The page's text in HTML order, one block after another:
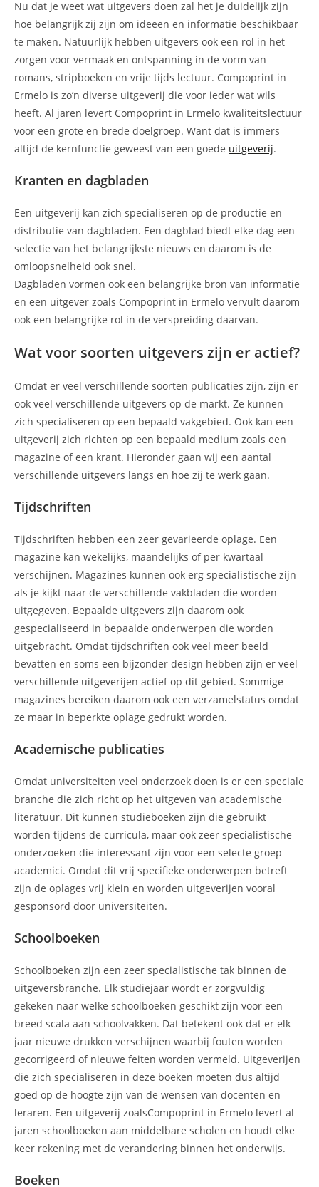
Nu dat je weet wat uitgevers doen zal het je duidelijk zijn
hoe belangrijk zij zijn om ideeën en informatie beschikbaar
te maken. Natuurlijk hebben uitgevers ook een rol in het
zorgen voor vermaak en ontspanning in de vorm van
romans, stripboeken en vrije tijds lectuur. Compoprint in
Ermelo is zo’n diverse uitgeverij die voor ieder wat wils
heeft. Al jaren levert Compoprint in Ermelo kwaliteitslectuur
voor een grote en brede doelgroep. Want dat is immers
altijd de kernfunctie geweest van een goede uitgeverij.
Kranten en dagbladen
Een uitgeverij kan zich specialiseren op de productie en
distributie van dagbladen. Een dagblad biedt elke dag een
selectie van het belangrijkste nieuws en daarom is de
omloopsnelheid ook snel.
Dagbladen vormen ook een belangrijke bron van informatie
en een uitgever zoals Compoprint in Ermelo vervult daarom
ook een belangrijke rol in de verspreiding daarvan.
Wat voor soorten uitgevers zijn er actief?
Omdat er veel verschillende soorten publicaties zijn, zijn er
ook veel verschillende uitgevers op de markt. Ze kunnen
zich specialiseren op een bepaald vakgebied. Ook kan een
uitgeverij zich richten op een bepaald medium zoals een
magazine of een krant. Hieronder gaan wij een aantal
verschillende uitgevers langs en hoe zij te werk gaan.
Tijdschriften
Tijdschriften hebben een zeer gevarieerde oplage. Een
magazine kan wekelijks, maandelijks of per kwartaal
verschijnen. Magazines kunnen ook erg specialistische zijn
als je kijkt naar de verschillende vakbladen die worden
uitgegeven. Bepaalde uitgevers zijn daarom ook
gespecialiseerd in bepaalde onderwerpen die worden
uitgebracht. Omdat tijdschriften ook veel meer beeld
bevatten en soms een bijzonder design hebben zijn er veel
verschillende uitgeverijen actief op dit gebied. Sommige
magazines bereiken daarom ook een verzamelstatus omdat
ze maar in beperkte oplage gedrukt worden.
Academische publicaties
Omdat universiteiten veel onderzoek doen is er een speciale
branche die zich richt op het uitgeven van academische
literatuur. Dit kunnen studieboeken zijn die gebruikt
worden tijdens de curricula, maar ook zeer specialistische
onderzoeken die interessant zijn voor een selecte groep
academici. Omdat dit vrij specifieke onderwerpen betreft
zijn de oplages vrij klein en worden uitgeverijen vooral
gesponsord door universiteiten.
Schoolboeken
Schoolboeken zijn een zeer specialistische tak binnen de
uitgeversbranche. Elk studiejaar wordt er zorgvuldig
gekeken naar welke schoolboeken geschikt zijn voor een
breed scala aan schoolvakken. Dat betekent ook dat er elk
jaar nieuwe drukken verschijnen waarbij fouten worden
gecorrigeerd of nieuwe feiten worden vermeld. Uitgeverijen
die zich specialiseren in deze boeken moeten dus altijd
goed op de hoogte zijn van de wensen van docenten en
leraren. Een uitgeverij zoalsCompoprint in Ermelo levert al
jaren schoolboeken aan middelbare scholen en houdt elke
keer rekening met de verandering binnen het onderwijs.
Boeken